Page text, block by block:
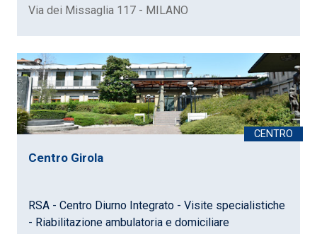
Via dei Missaglia 117 - MILANO
Centro Girola
RSA - Centro Diurno Integrato - Visite specialistiche
- Riabilitazione ambulatoria e domiciliare